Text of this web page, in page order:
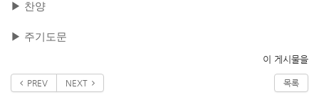
▶ 찬양
▶ 주기도문
이 게시물을
PREV NEXT 목록